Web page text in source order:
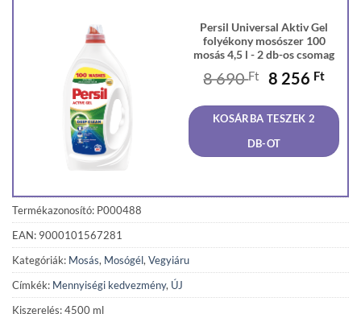
Persil Universal Aktiv Gel
folyékony mosószer 100
mosás 4,5 l - 2 db-os csomag
8 690Ft
Original
was:
8
690 Ft.
8 256 Ft
is:
256
KOSÁRBA TESZEK 2
DB-OT
Termékazonosító: P000488
EAN: 9000101567281
Kategóriák: Mosás, Mosógél,Vegyiáru
Címkék: Mennyiségi kedvezmény, ÚJ
Kiszerelés: 4500 ml